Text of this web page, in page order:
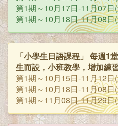
第1期～10月17日-11月07
第1期～10月18日-11月08
「小學生日語課程」 每週1
生而設，小班教學，增加練
第1期～10月15日-11月12
第1期～10月18日-11月08
第1期～11月08日-11月29